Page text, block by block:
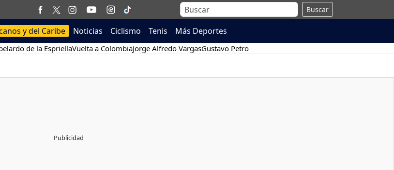
Buscar
y del Caribe Noticias Ciclismo Tenis Más Deportes
de la EspriellaVuelta a ColombiaJorge Alfredo VargasGustavo Petro